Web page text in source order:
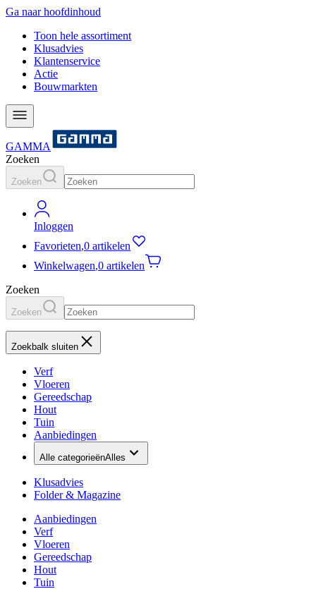
Ga naar hoofdinhoud
Toon hele assortiment
Klusadvies
Klantenservice
Actie
Bouwmarkten
GAMMA
Zoeken
Zoeken
Inloggen
Favorieten,0 artikelen
Winkelwagen,0 artikelen
Zoeken
Zoeken
Zoekbalk sluiten
Verf
Vloeren
Gereedschap
Hout
Tuin
Aanbiedingen
Alle categorieënAlles
Klusadvies
Folder & Magazine
Aanbiedingen
Verf
Vloeren
Gereedschap
Hout
Tuin